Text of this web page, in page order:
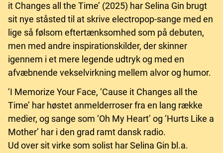
it Changes all the Time’ (2025) har Selina Gin brugt
sit nye ståsted til at skrive electropop-sange med en
lige så følsom eftertænksomhed som på debuten,
men med andre inspirationskilder, der skinner
igennem i et mere legende udtryk og med en
afvæbnende vekselvirkning mellem alvor og humor.
‘I Memorize Your Face, ‘Cause it Changes all the
Time’ har høstet anmelderroser fra en lang række
medier, og sange som ‘Oh My Heart’ og ‘Hurts Like a
Mother’ har i den grad ramt dansk radio.
Ud over sit virke som solist har Selina Gin bl.a.